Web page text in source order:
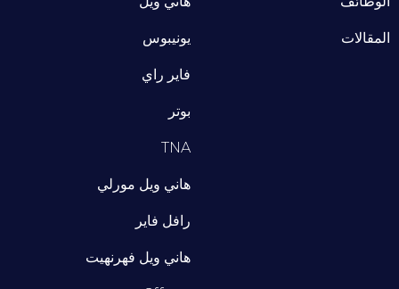
المقالات يونيبوس
فاير راي
بوتر
TNA
هاني ويل مورلي
رافل فاير
هاني ويل فهرنهيت